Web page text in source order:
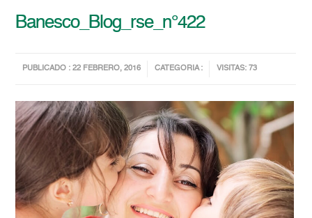
Banesco_Blog_rse_n°422
PUBLICADO : 22 FEBRERO, 2016 CATEGORIA : VISITAS: 73